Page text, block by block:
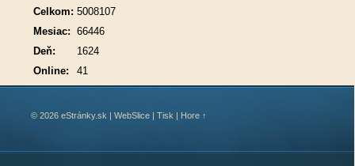
Online: 41
Celkom: 5008107
Mesiac: 66446
Deň:
1624
© 2026 eStránky.sk | WebSlice | Tisk | Hore ↑